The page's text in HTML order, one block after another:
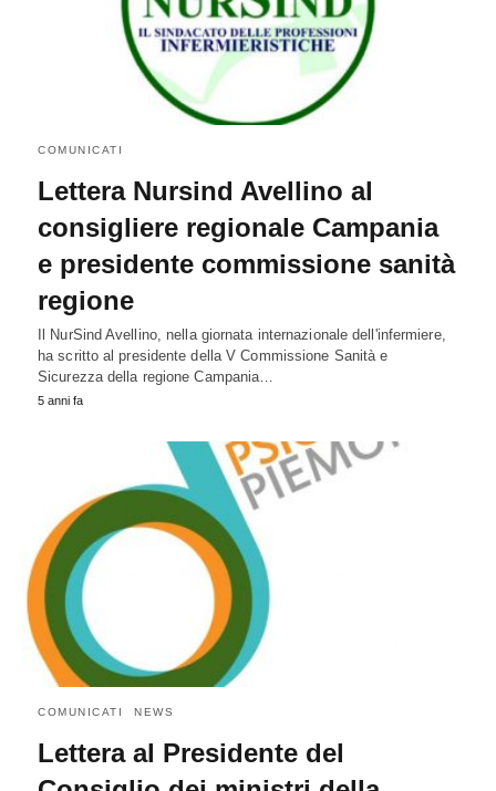
COMUNICATI
Lettera Nursind Avellino al
consigliere regionale Campania
e presidente commissione sanità
regione
Il NurSind Avellino, nella giornata internazionale dell'infermiere,
ha scritto al presidente della V Commissione Sanità e
Sicurezza della regione Campania…
5 anni fa
COMUNICATI NEWS
Lettera al Presidente del